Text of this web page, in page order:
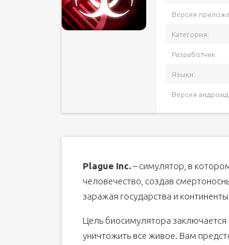
Версия
Категория:
Разработчик:
Языки:
Версия андроид:
Plague Inc.– симулятор, в
человечество, создав
заражая государства и
Цель биосимулятора
уничтожить все живое. Вам